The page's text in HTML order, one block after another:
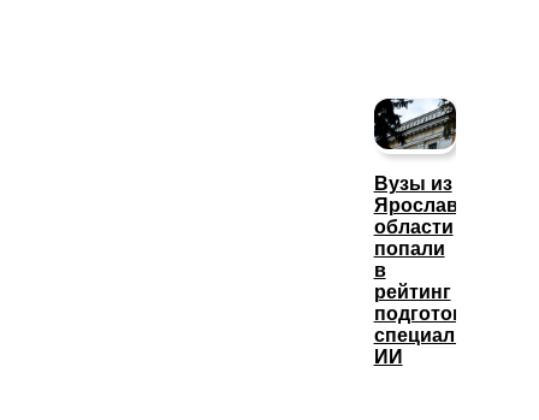
Вузы из
Ярославской
области
попали
в
рейтинг
подготовки
специалистов
ИИ